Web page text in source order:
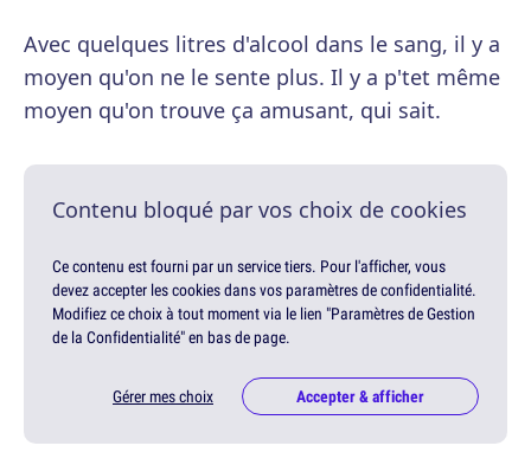
Avec quelques litres d'alcool dans le sang, il y a
moyen qu'on ne le sente plus. Il y a p'tet même
moyen qu'on trouve ça amusant, qui sait.
Contenu bloqué par vos choix de cookies
Ce contenu est fourni par un service tiers. Pour l'afficher, vous
devez accepter les cookies dans vos paramètres de confidentialité.
Modifiez ce choix à tout moment via le lien "Paramètres de Gestion
de la Confidentialité" en bas de page.
Gérer mes choix Accepter & afficher